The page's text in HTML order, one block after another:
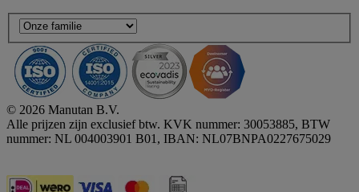
© 2026 Manutan B.V.
Alle prijzen zijn exclusief btw. KVK nummer: 30053885, BTW
nummer: NL 004003901 B01, IBAN: NL07BNPA0227675029